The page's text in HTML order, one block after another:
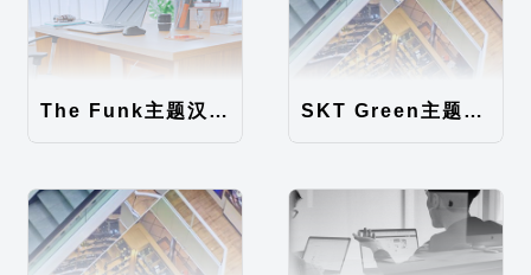
The Funk主题汉化包 SKT Green主题汉化包